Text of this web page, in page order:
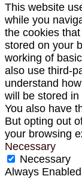
This website
while you
the cookies
stored on your
working of
also use third-
understand
will be stored
You also have
But opting out
your browsing
Necessary
Necessary
Always Enabled